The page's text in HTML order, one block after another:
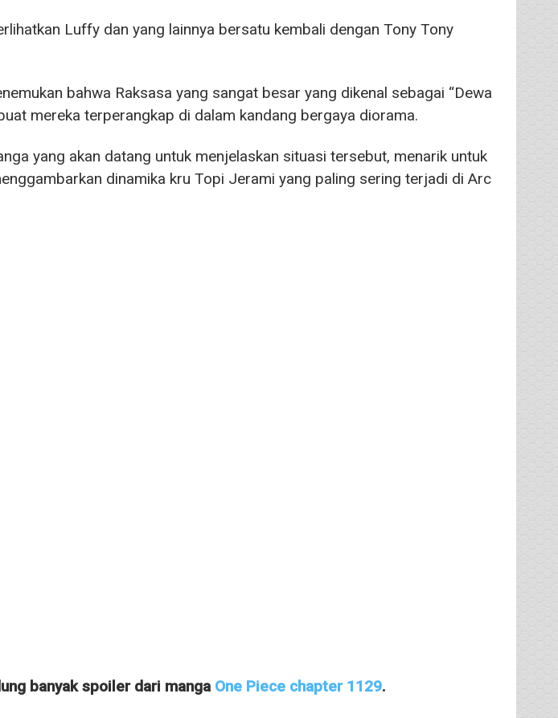
Luffy dan yang lainnya bersatu kembali dengan Tony Tony
bahwa Raksasa yang sangat besar yang dikenal sebagai “Dewa
mereka terperangkap di dalam kandang bergaya diorama.
yang akan datang untuk menjelaskan situasi tersebut, menarik untuk
dinamika kru Topi Jerami yang paling sering terjadi di Arc
banyak spoiler dari manga One Piece chapter 1129.